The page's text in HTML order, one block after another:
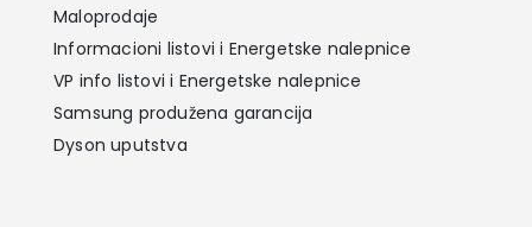
Maloprodaje
Informacioni listovi i Energetske nalepnice
VP info listovi i Energetske nalepnice
Samsung produžena garancija
Dyson uputstva